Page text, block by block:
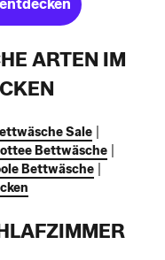
ARTEN IM
Sale|
Bettwäsche|
Bettwäsche|